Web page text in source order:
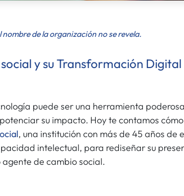
de la organización no se revela.
y su Transformación
puede ser una herramienta
su impacto. Hoy te contamos
, una institución con más de 45 años de
intelectual, para rediseñar su
de cambio social.